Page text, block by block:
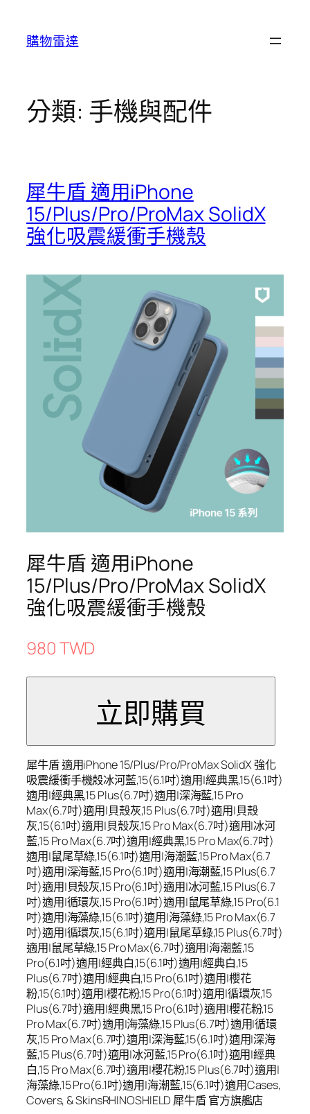
購物雷達
分類: 手機與配件
犀牛盾 適用iPhone
15/Plus/Pro/ProMax SolidX
強化吸震緩衝手機殼
犀牛盾 適用iPhone
15/Plus/Pro/ProMax SolidX
強化吸震緩衝手機殼
980 TWD
犀牛盾 適用iPhone 15/Plus/Pro/ProMax SolidX 強化
吸震緩衝手機殼冰河藍,15(6.1吋)適用|經典黑,15(6.1吋)
適用|經典黑,15 Plus(6.7吋)適用|深海藍,15 Pro
Max(6.7吋)適用|貝殼灰,15 Plus(6.7吋)適用|貝殼
灰,15(6.1吋)適用|貝殼灰,15 Pro Max(6.7吋)適用|冰河
藍,15 Pro Max(6.7吋)適用|經典黑,15 Pro Max(6.7吋)
適用|鼠尾草綠,15(6.1吋)適用|海潮藍,15 Pro Max(6.7
吋)適用|深海藍,15 Pro(6.1吋)適用|海潮藍,15 Plus(6.7
吋)適用|貝殼灰,15 Pro(6.1吋)適用|冰河藍,15 Plus(6.7
吋)適用|循環灰,15 Pro(6.1吋)適用|鼠尾草綠,15 Pro(6.1
吋)適用|海藻綠,15(6.1吋)適用|海藻綠,15 Pro Max(6.7
吋)適用|循環灰,15(6.1吋)適用|鼠尾草綠,15 Plus(6.7吋)
適用|鼠尾草綠,15 Pro Max(6.7吋)適用|海潮藍,15
Pro(6.1吋)適用|經典白,15(6.1吋)適用|經典白,15
Plus(6.7吋)適用|經典白,15 Pro(6.1吋)適用|櫻花
粉,15(6.1吋)適用|櫻花粉,15 Pro(6.1吋)適用|循環灰,15
Plus(6.7吋)適用|經典黑,15 Pro(6.1吋)適用|櫻花粉,15
Pro Max(6.7吋)適用|海藻綠,15 Plus(6.7吋)適用|循環
灰,15 Pro Max(6.7吋)適用|深海藍,15(6.1吋)適用|深海
藍,15 Plus(6.7吋)適用|冰河藍,15 Pro(6.1吋)適用|經典
白,15 Pro Max(6.7吋)適用|櫻花粉,15 Plus(6.7吋)適用|
海藻綠,15 Pro(6.1吋)適用|海潮藍,15(6.1吋)適用Cases,
Covers, & SkinsRHINOSHIELD 犀牛盾 官方旗艦店